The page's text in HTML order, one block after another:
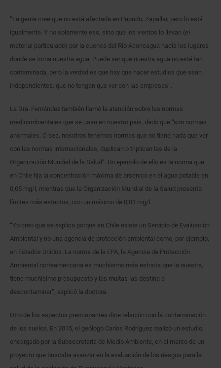
“La gente cree que no está afectada en Papudo, Zapallar, pero lo está
igualmente. Y no solamente eso, sino que los vientos lo llevan (el
material particulado) por la cuenca del Río Aconcagua hacia los lugares
donde se toma nuestra agua. Puede ser que nuestra agua no esté tan
contaminada, pero la verdad es que hay que hacer estudios que sean
independientes, que no tengan que ver con las empresas”.
La Dra. Fernández también llamó la atención sobre las normas
medioambientales que se usan en nuestro país, dado que “son normas
anormales. O sea, nosotros tenemos normas que no tiene nada que ver
con las normas internacionales, duplican o triplican las de la
Organización Mundial de la Salud”. Un ejemplo de ello es la norma que
en Chile fija la concentración máxima de arsénico en el agua potable en
0,05 mg/l, mientras que la Organización Mundial de la Salud presenta
límites más estrictos, con un máximo de 0,01 mg/l.
“Yo creo que se explica porque en Chile existe un Servicio de Evaluación
Ambiental y no una agencia de protección ambiental como, por ejemplo,
en Estados Unidos. La norma de la EPA, la Agencia de Protección
Ambiental norteamericana es muchísimo más estricta que la nuestra,
tiene muchísimo presupuesto y las multas las destina a
descontaminar”, explicó la doctora.
Otro de los aspectos preocupantes dice relación con la contaminación
de los suelos. En 2015, el geólogo Carlos Rodríguez realizó un estudio,
encargado por la Subsecretaría de Medio Ambiente, en el marco de un
proyecto que buscaba avanzar en la evaluación de los riesgos para la